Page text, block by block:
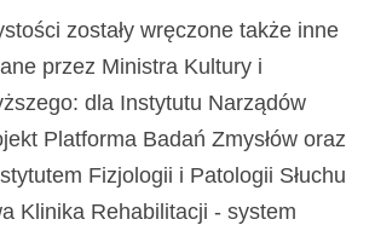
zostały wręczone także inne
przez Ministra Kultury i
dla Instytutu Narządów
Platforma Badań Zmysłów oraz
Fizjologii i Patologii Słuchu
Klinika Rehabilitacji - system